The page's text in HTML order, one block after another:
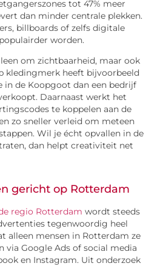
tot 47% meer
dan minder centrale plekken.
billboards of zelfs digitale
worden.
om zichtbaarheid, maar ook
kledingmerk heeft bijvoorbeeld
in de Koopgoot dan een bedrijf
Daarnaast werkt het
te koppelen aan de
zo sneller verleid om meteen
Wil je écht opvallen in de
dan helpt creativiteit net
gericht op Rotterdam
regio Rotterdam wordt steeds
tegenwoordig heel
alleen mensen in Rotterdam ze
via Google Ads of social media
en Instagram. Uit onderzoek